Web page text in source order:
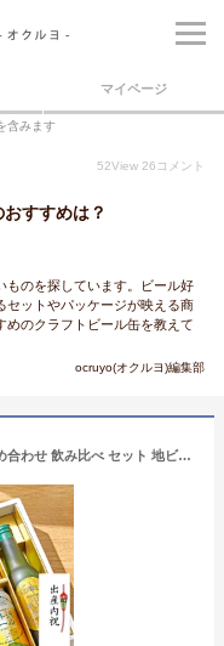
マイページ
含みます
52View 26 コメント
すすめは？
ものを探しています。ビール好
セットやパッケージが映える商
めのクラフトビール缶を教えて
ocruyo(オクルヨ)編集部
ギフト クラフトビール プレゼント 詰め合わせ 飲み比べ セット 地ビール 内祝い お返し 誕生日 結婚 出産内祝 御礼 おしゃれ 高級 お酒 送料無料 THE軽井沢ビール 330ml瓶×2本 350ml缶×6本 G-RI